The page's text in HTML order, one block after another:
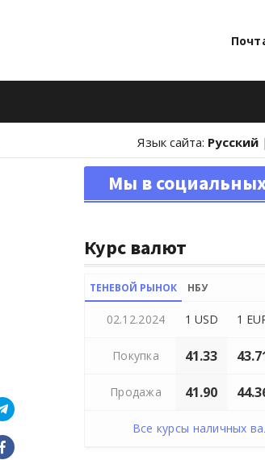
Язык сайта: Русский |
Мы в
Курс валют
ТЕНЕВОЙ РЫНОК НБУ
02.12.2024 1 USD 1
Покупка 41.33
Продажа 41.90
Все курсы наличных